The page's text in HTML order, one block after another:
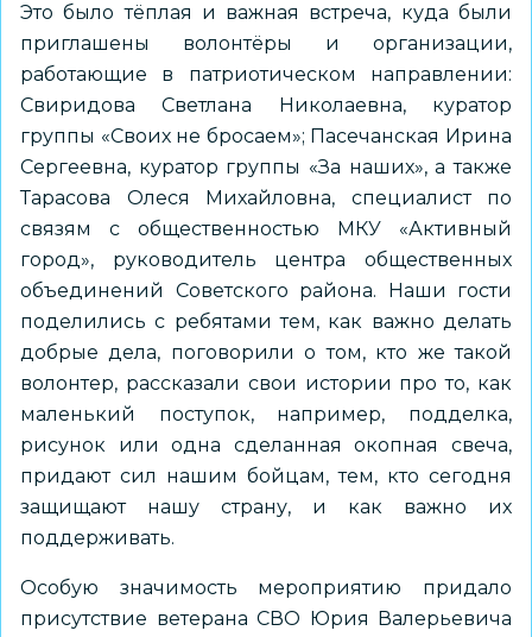
Это было тёплая и важная встреча, куда были
приглашены волонтёры и организации,
работающие в патриотическом направлении:
Свиридова Светлана Николаевна, куратор
группы «Своих не бросаем»; Пасечанская Ирина
Сергеевна, куратор группы «За наших», а также
Тарасова Олеся Михайловна, специалист по
связям с общественностью МКУ «Активный
город», руководитель центра общественных
объединений Советского района. Наши гости
поделились с ребятами тем, как важно делать
добрые дела, поговорили о том, кто же такой
волонтер, рассказали свои истории про то, как
маленький поступок, например, подделка,
рисунок или одна сделанная окопная свеча,
придают сил нашим бойцам, тем, кто сегодня
защищают нашу страну, и как важно их
поддерживать.
Особую значимость мероприятию придало
присутствие ветерана СВО Юрия Валерьевича